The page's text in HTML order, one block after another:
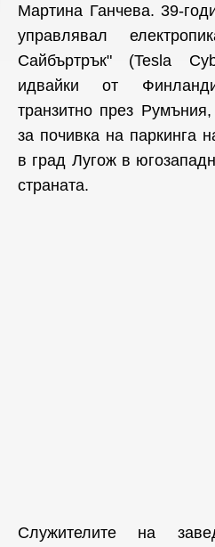
Мартина Ганчева. 39-
управлявал
Сайбъртрък" (Tesla
идвайки от
транзитно през
за почивка на паркинга
в град Лугож в
страната.
Служителите на